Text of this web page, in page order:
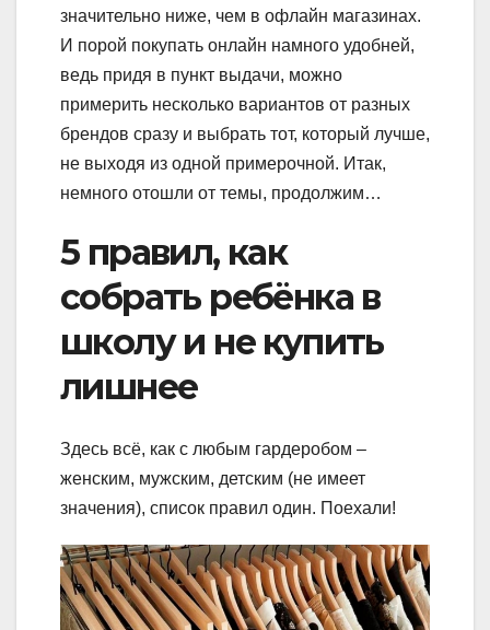
значительно ниже, чем в офлайн магазинах.
И порой покупать онлайн намного удобней,
ведь придя в пункт выдачи, можно
примерить несколько вариантов от разных
брендов сразу и выбрать тот, который лучше,
не выходя из одной примерочной. Итак,
немного отошли от темы, продолжим…
5 правил, как
собрать ребёнка в
школу и не купить
лишнее
Здесь всё, как с любым гардеробом –
женским, мужским, детским (не имеет
значения), список правил один. Поехали!